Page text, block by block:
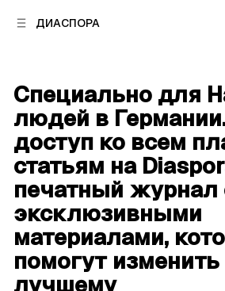
ДИАСПОРА
Специально для
людей в
доступ ко всем
статьям на
печатный журнал
эксклюзивными
материалами,
помогут
лучшему